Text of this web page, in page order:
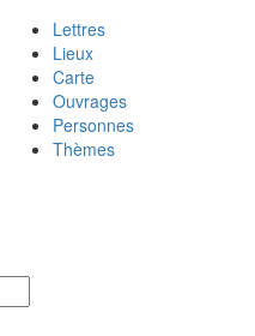
Lettres
Lieux
Carte
Ouvrages
Personnes
Thèmes